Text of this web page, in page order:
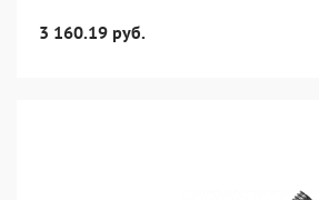
3 160.19 руб.